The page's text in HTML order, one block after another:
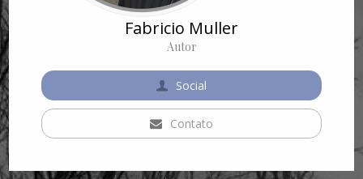
Fabricio Muller
Autor
Social
Contato